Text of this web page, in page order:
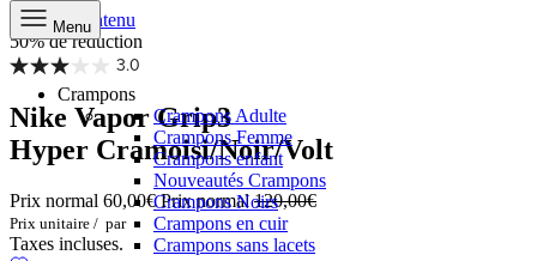
Aller au contenu
Menu
Crampons
Crampons Adulte
Crampons Femme
Crampons enfant
Nouveautés Crampons
Crampons Noirs
Crampons en cuir
Crampons sans lacets
50% de réduction
3.0
Nike Vapor Grip3
Hyper Cramoisi/Noir/Volt
Prix normal 60,00€Prix normal 120,00€
Prix unitaire / par
Taxes incluses.